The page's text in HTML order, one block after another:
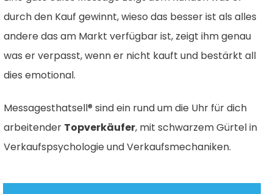
durch den Kauf gewinnt, wieso das besser ist als alles
andere das am Markt verfügbar ist, zeigt ihm genau
was er verpasst, wenn er nicht kauft und bestärkt all
dies emotional.
Messagesthatsell® sind ein rund um die Uhr für dich
arbeitender Topverkäufer, mit schwarzem Gürtel in
Verkaufspsychologie und Verkaufsmechaniken.